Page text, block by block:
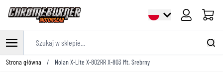
Cart
Przejdź do treści
Strona główna / Nolan X-Lite X-802RR X-803 Mt. Srebrny